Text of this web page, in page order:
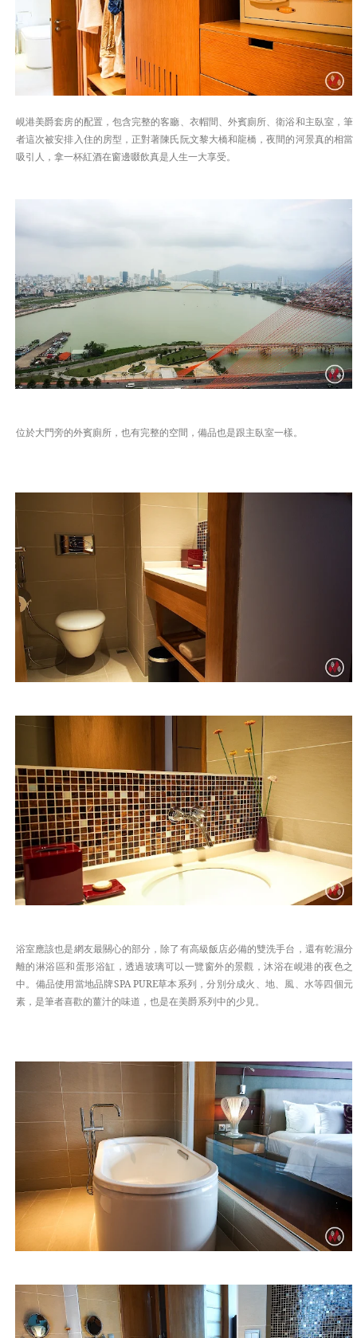
峴港美爵套房的配置，包含完整的客廳、衣帽間、外賓廁所、衛浴和主臥室，筆
者這次被安排入住的房型，正對著陳氏阮文黎大橋和龍橋，夜間的河景真的相當
吸引人，拿一杯紅酒在窗邊啜飲真是人生一大享受。
位於大門旁的外賓廁所，也有完整的空間，備品也是跟主臥室一樣。
浴室應該也是網友最關心的部分，除了有高級飯店必備的雙洗手台，還有乾濕分
離的淋浴區和蛋形浴缸，透過玻璃可以一覽窗外的景觀，沐浴在峴港的夜色之
中。備品使用當地品牌SPA PURE草本系列，分別分成火、地、風、水等四個元
素，是筆者喜歡的薑汁的味道，也是在美爵系列中的少見。